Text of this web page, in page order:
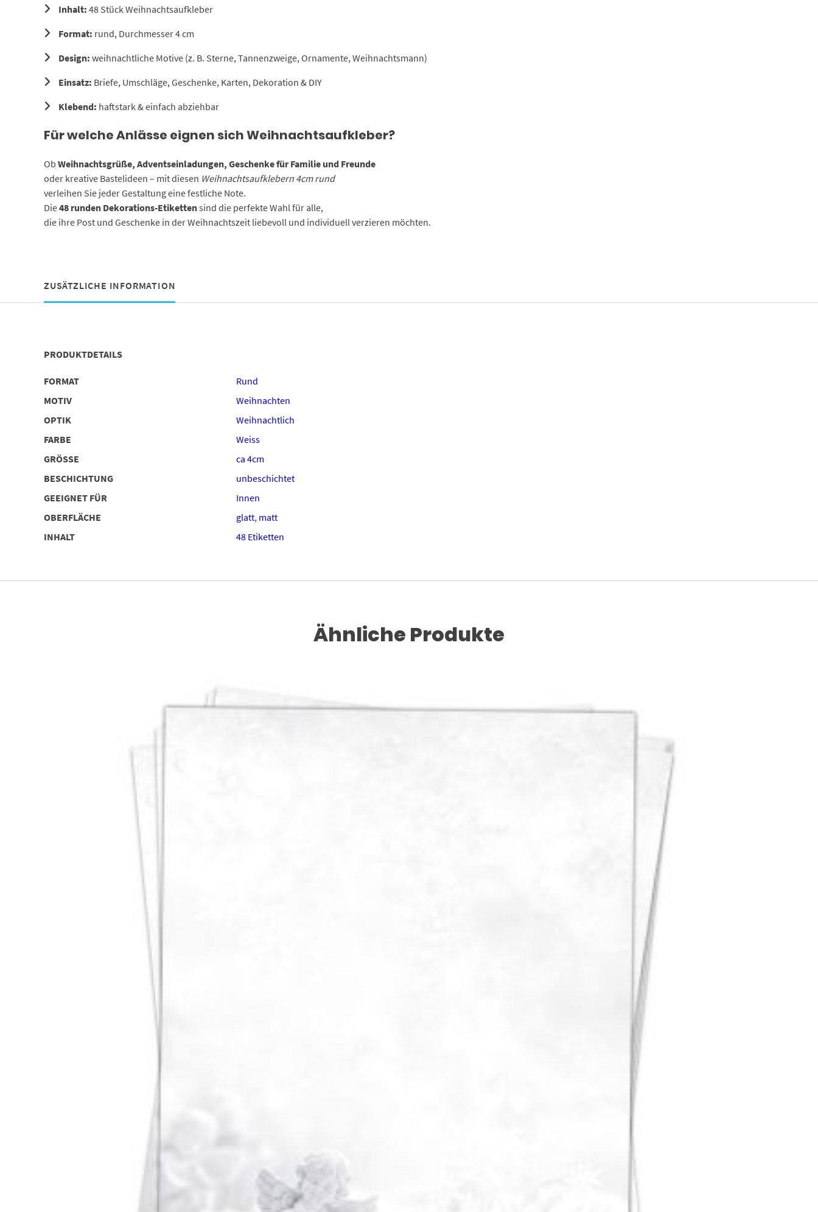
Inhalt: 48 Stück Weihnachtsaufkleber
Format: rund, Durchmesser 4 cm
Design: weihnachtliche Motive (z. B. Sterne, Tannenzweige, Ornamente, Weihnachtsmann)
Einsatz: Briefe, Umschläge, Geschenke, Karten, Dekoration & DIY
Klebend: haftstark & einfach abziehbar
Für welche Anlässe eignen sich Weihnachtsaufkleber?
Ob Weihnachtsgrüße, Adventseinladungen, Geschenke für Familie und Freunde
oder kreative Bastelideen – mit diesen Weihnachtsaufklebern 4cm rund
verleihen Sie jeder Gestaltung eine festliche Note.
Die48 runden Dekorations-Etikettensind die perfekte Wahl für alle,
die ihre Post und Geschenke in der Weihnachtszeit liebevoll und individuell verzieren möchten.
ZUSÄTZLICHE INFORMATION
PRODUKTDETAILS
FORMAT
Rund
MOTIV
Weihnachten
OPTIK
Weihnachtlich
FARBE
Weiss
GRÖSSE
ca 4cm
BESCHICHTUNG
unbeschichtet
GEEIGNET FÜR
Innen
OBERFLÄCHE
glatt, matt
INHALT
48 Etiketten
Ähnliche Produkte